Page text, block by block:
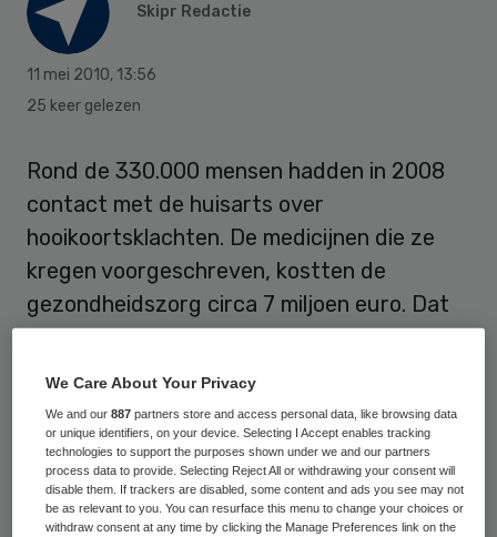
Skipr Redactie
11 mei 2010, 13:56
25 keer gelezen
Rond de 330.000 mensen hadden in 2008
contact met de huisarts over
hooikoortsklachten. De medicijnen die ze
kregen voorgeschreven, kostten de
gezondheidszorg circa 7 miljoen euro. Dat
concludeert onderzoeksbureau NIVEL in
een onderzoek dat dinsdag is
gepresenteerd.
Onderzoek naar kosten
hooikoorts
We Care About Your Privacy
We and our887 partners store and access personal data, like browsing data
or unique identifiers, on your device. Selecting I Accept enables tracking
technologies to support the purposes shown under we and our partners
process data to provide. Selecting Reject All or withdrawing your consent will
disable them. If trackers are disabled, some content and ads you see may not
be as relevant to you. You can resurface this menu to change your choices or
withdraw consent at any time by clicking the Manage Preferences link on the